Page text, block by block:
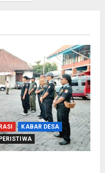
KABAR DESA